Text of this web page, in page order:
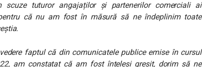
scuze tuturor angajaților și partenerilor comerciali ai
că nu am fost în măsură să ne îndeplinim toate
faptul că din comunicatele publice emise în cursul
am constatat că am fost înțeleși greșit, dorim să ne